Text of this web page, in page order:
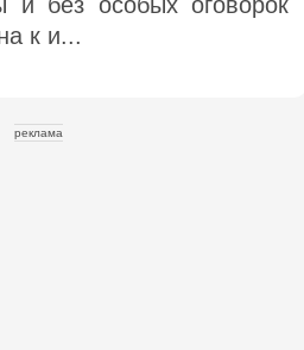
к и...
реклама